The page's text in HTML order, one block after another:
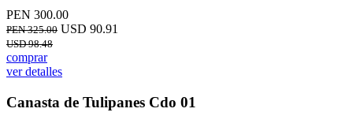
PEN 300.00
PEN 325.00 USD 90.91
USD 98.48
comprar
ver detalles
Canasta de Tulipanes Cdo 01